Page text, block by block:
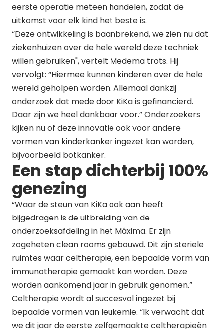
eerste operatie meteen handelen, zodat de
uitkomst voor elk kind het beste is.
“Deze ontwikkeling is baanbrekend, we zien nu dat
ziekenhuizen over de hele wereld deze techniek
willen gebruiken", vertelt Medema trots. Hij
vervolgt: “Hiermee kunnen kinderen over de hele
wereld geholpen worden. Allemaal dankzij
onderzoek dat mede door KiKa is gefinancierd.
Daar zijn we heel dankbaar voor.” Onderzoekers
kijken nu of deze innovatie ook voor andere
vormen van kinderkanker ingezet kan worden,
bijvoorbeeld botkanker.
Een stap dichterbij 100%
genezing
“Waar de steun van KiKa ook aan heeft
bijgedragen is de uitbreiding van de
onderzoeksafdeling in het Máxima. Er zijn
zogeheten clean rooms gebouwd. Dit zijn steriele
ruimtes waar celtherapie, een bepaalde vorm van
immunotherapie gemaakt kan worden. Deze
worden aankomend jaar in gebruik genomen.”
Celtherapie wordt al succesvol ingezet bij
bepaalde vormen van leukemie. “Ik verwacht dat
we dit jaar de eerste zelfgemaakte celtherapieën